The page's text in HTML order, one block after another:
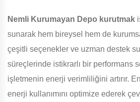
Nemli Kurumayan Depo kurutmak
sunarak hem bireysel hem de
çeşitli seçenekler ve uzman destek
süreçlerinde istikrarlı bir performans
işletmenin enerji verimliliğini artırır.
enerji kullanımını optimize ederek